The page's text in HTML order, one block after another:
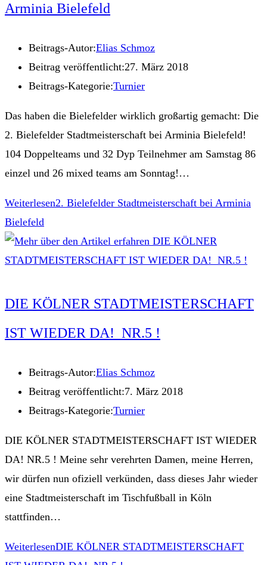
Arminia Bielefeld
Beitrags-Autor:Elias Schmoz
Beitrag veröffentlicht:27. März 2018
Beitrags-Kategorie:Turnier
Das haben die Bielefelder wirklich großartig gemacht: Die
2. Bielefelder Stadtmeisterschaft bei Arminia Bielefeld!
104 Doppelteams und 32 Dyp Teilnehmer am Samstag 86
einzel und 26 mixed teams am Sonntag!…
Weiterlesen2. Bielefelder Stadtmeisterschaft bei Arminia
Bielefeld
DIE KÖLNER STADTMEISTERSCHAFT
IST WIEDER DA! NR.5 !
Beitrags-Autor:Elias Schmoz
Beitrag veröffentlicht:7. März 2018
Beitrags-Kategorie:Turnier
DIE KÖLNER STADTMEISTERSCHAFT IST WIEDER
DA! NR.5 ! Meine sehr verehrten Damen, meine Herren,
wir dürfen nun ofiziell verkünden, dass dieses Jahr wieder
eine Stadtmeisterschaft im Tischfußball in Köln
stattfinden…
WeiterlesenDIE KÖLNER STADTMEISTERSCHAFT